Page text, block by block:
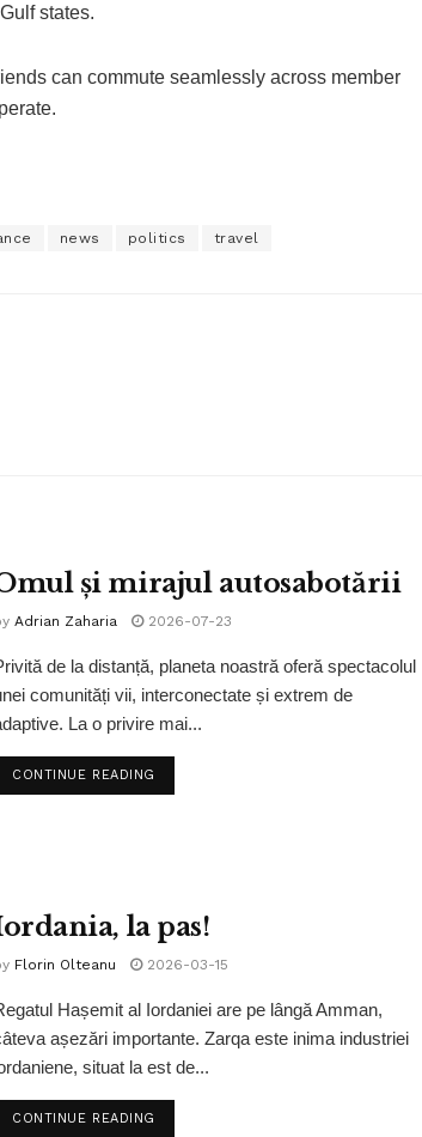
states.
can commute seamlessly across member
news politics travel
și mirajul autosabotării
Adrian Zaharia 2026-07-23
de la distanță, planeta noastră oferă spectacolul
comunități vii, interconectate și extrem de
La o privire mai...
CONTINUE READING
la pas!
Florin Olteanu 2026-03-15
Hașemit al Iordaniei are pe lângă Amman,
așezări importante. Zarqa este inima industriei
situat la est de...
CONTINUE READING